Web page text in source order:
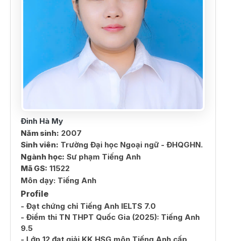
Đinh Hà My
Năm sinh: 2007
Sinh viên: Trường Đại học Ngoại ngữ - ĐHQGHN.
Ngành học: Sư phạm Tiếng Anh
Mã GS: 11522
Môn dạy: Tiếng Anh
Profile
- Đạt chứng chỉ Tiếng Anh IELTS 7.0
- Điểm thi TN THPT Quốc Gia (2025): Tiếng Anh
9.5
- Lớp 12 đạt giải KK HSG môn Tiếng Anh cấp